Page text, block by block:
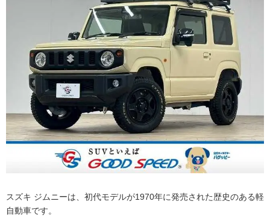
スズキ ジムニーは、初代モデルが1970年に発売された歴史のある軽
自動車です。